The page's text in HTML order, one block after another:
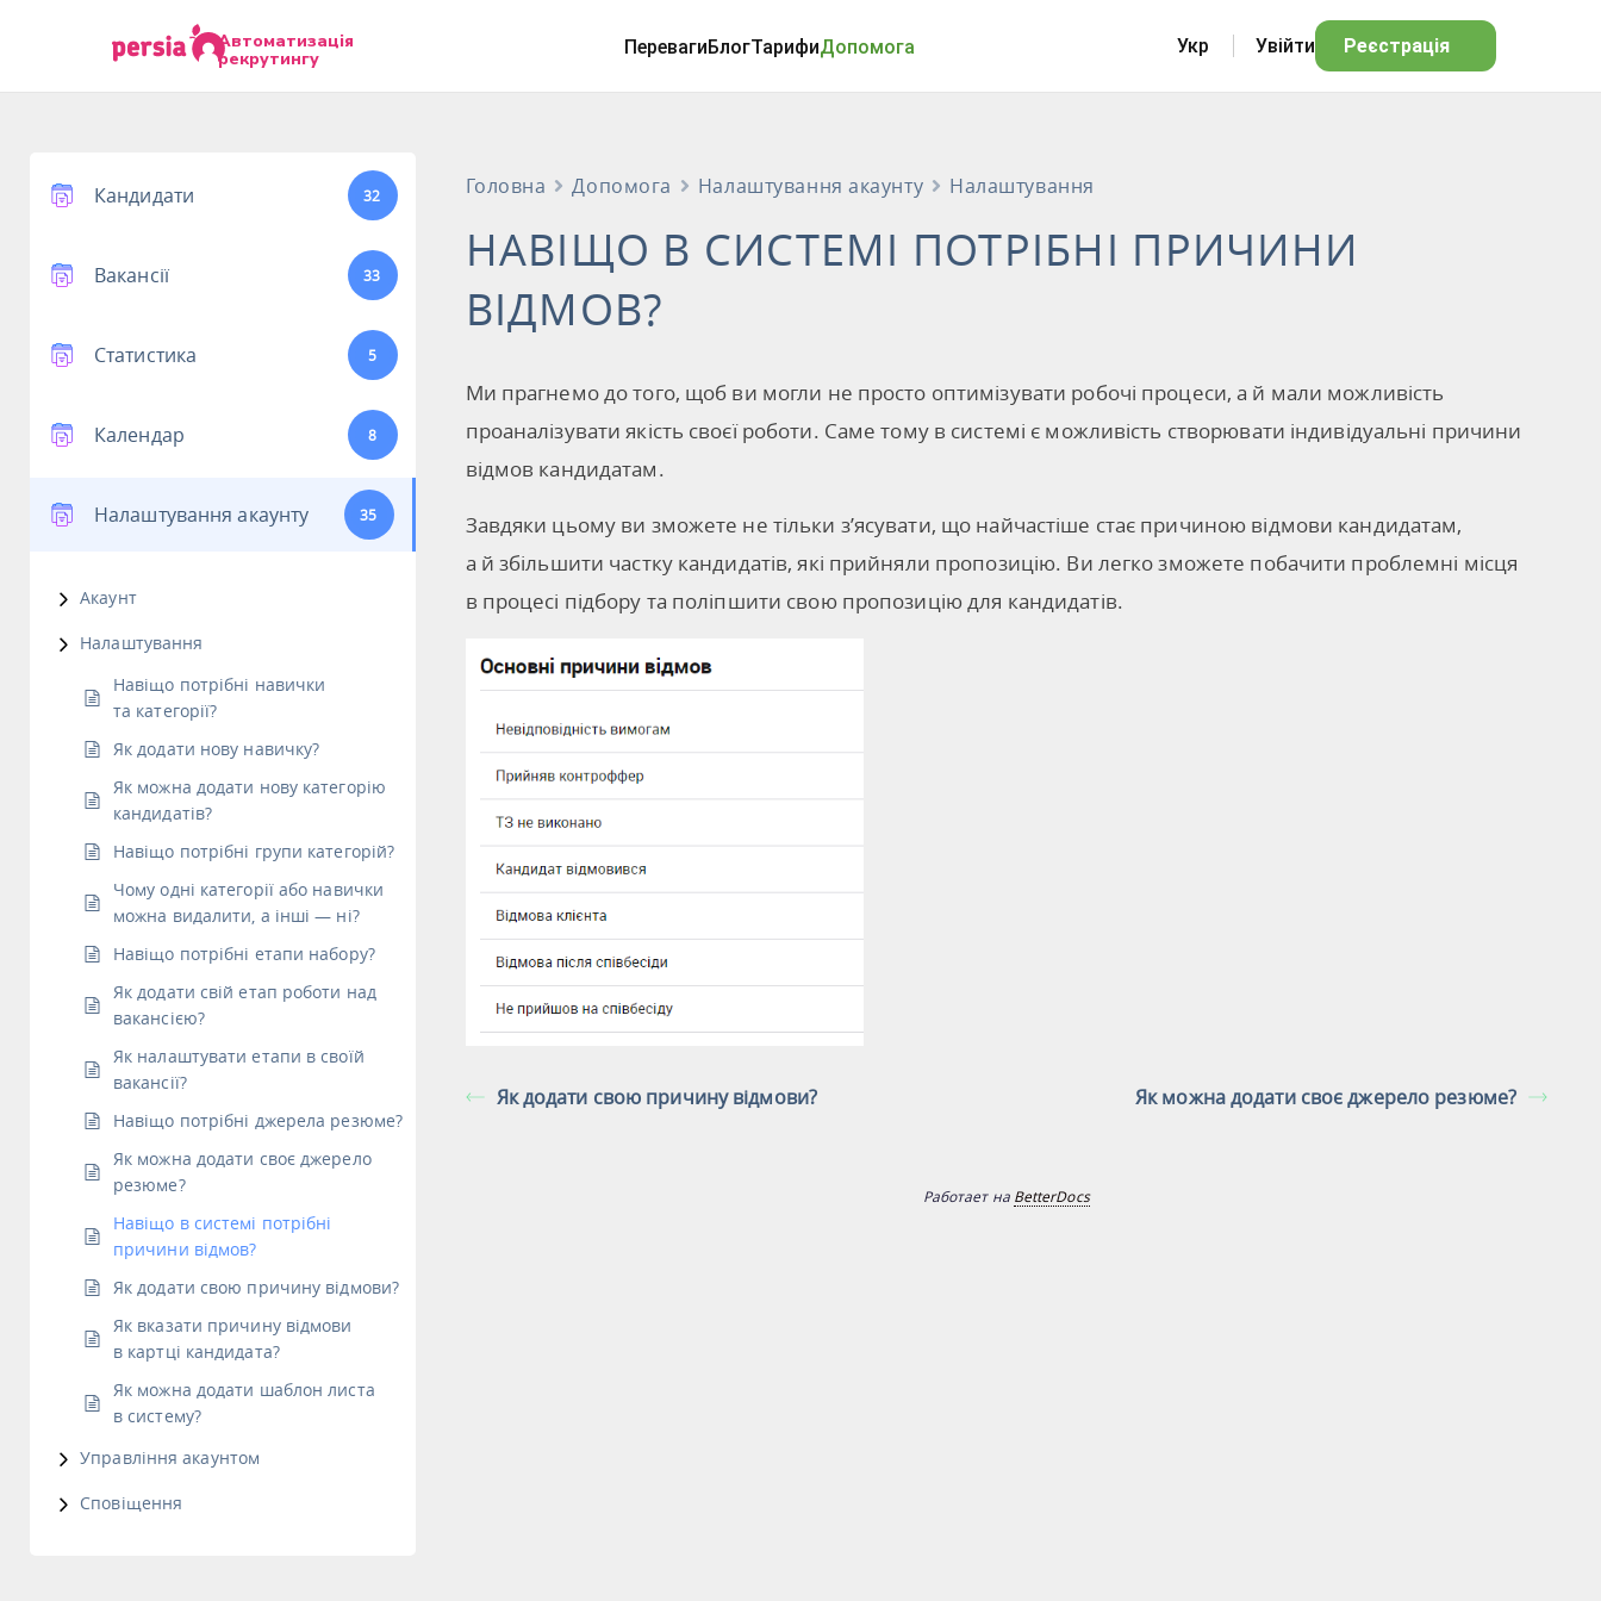
Автоматизація
рекрутингу
ПеревагиБлогТарифиДопомога Укр Увійти Реєстрація
Кандидати 32
Вакансії 33
Статистика 5
Календар 8
Налаштування акаунту 35
Акаунт
Налаштування
Навіщо потрібні навички
та категорії?
Як додати нову навичку?
Як можна додати нову категорію
кандидатів?
Навіщо потрібні групи категорій?
Чому одні категорії або навички
можна видалити, а інші — ні?
Навіщо потрібні етапи набору?
Як додати свій етап роботи над
вакансією?
Як налаштувати етапи в своїй
вакансії?
Навіщо потрібні джерела резюме?
Як можна додати своє джерело
резюме?
Навіщо в системі потрібні
причини відмов?
Як додати свою причину відмови?
Як вказати причину відмови
в картці кандидата?
Як можна додати шаблон листа
в систему?
Управління акаунтом
Сповіщення
Головна Допомога Налаштування акаунту Налаштування
НАВІЩО В СИСТЕМІ ПОТРІБНІ ПРИЧИНИ
ВІДМОВ?
Ми прагнемо до того, щоб ви могли не просто оптимізувати робочі процеси, а й мали можливість
проаналізувати якість своєї роботи. Саме тому в системі є можливість створювати індивідуальні причини
відмов кандидатам.
Завдяки цьому ви зможете не тільки з’ясувати, що найчастіше стає причиною відмови кандидатам,
а й збільшити частку кандидатів, які прийняли пропозицію. Ви легко зможете побачити проблемні місця
в процесі підбору та поліпшити свою пропозицію для кандидатів.
Як додати свою причину відмови? Як можна додати своє джерело резюме?
Работает на BetterDocs